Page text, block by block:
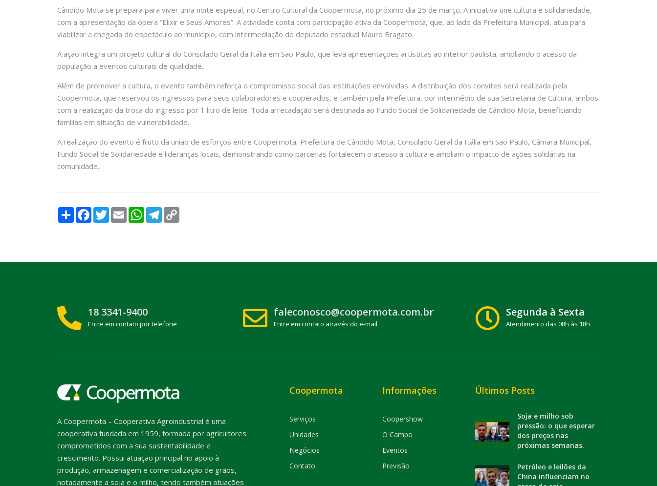
Cândido Mota se prepara para viver uma noite especial, no Centro Cultural da Coopermota, no próximo dia 25 de março. A iniciativa une cultura e solidariedade,
com a apresentação da ópera “Elixir e Seus Amores”. A atividade conta com participação ativa da Coopermota, que, ao lado da Prefeitura Municipal, atua para
viabilizar a chegada do espetáculo ao município, com intermediação do deputado estadual Mauro Bragato.
A ação integra um projeto cultural do Consulado Geral da Itália em São Paulo, que leva apresentações artísticas ao interior paulista, ampliando o acesso da
população a eventos culturais de qualidade.
Além de promover a cultura, o evento também reforça o compromisso social das instituições envolvidas. A distribuição dos convites será realizada pela
Coopermota, que reservou os ingressos para seus colaboradores e cooperados, e também pela Prefeitura, por intermédio de sua Secretaria de Cultura, ambos
com a realização da troca do ingresso por 1 litro de leite. Toda arrecadação será destinada ao Fundo Social de Solidariedade de Cândido Mota, beneficiando
famílias em situação de vulnerabilidade.
A realização do evento é fruto da união de esforços entre Coopermota, Prefeitura de Cândido Mota, Consulado Geral da Itália em São Paulo, Câmara Municipal,
Fundo Social de Solidariedade e lideranças locais, demonstrando como parcerias fortalecem o acesso à cultura e ampliam o impacto de ações solidárias na
comunidade.
Compartilhar
FacebookTwitterEmail WhatsAppTelegram
18 3341-9400
Entre em contato por telefone
faleconosco@coopermota.com.br
Entre em contato através do e-mail
Segunda à Sexta
Atendimento das 08h às 18h
A Coopermota – Cooperativa Agroindustrial é uma
cooperativa fundada em 1959, formada por agricultores
comprometidos com a sua sustentabilidade e
crescimento. Possui atuação principal no apoio à
produção, armazenagem e comercialização de grãos,
notadamente a soja e o milho, tendo também atuações
Coopermota
Serviços
Unidades
Negócios
Contato
Informações
Coopershow
O Campo
Eventos
Previsão
Últimos Posts
Soja e milho sob
pressão: o que esperar
dos preços nas
próximas semanas.
Petróleo e leilões da
China influenciam no